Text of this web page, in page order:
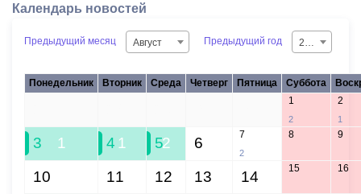
Календарь новостей
Предыдущий месяц Август Предыдущий год 2026
Понедельник Вторник Среда Четверг Пятница Суббота
1
2
2
1
3 1 4 1 52 6 7
2
8 9
10 11 12 13 14 15 16